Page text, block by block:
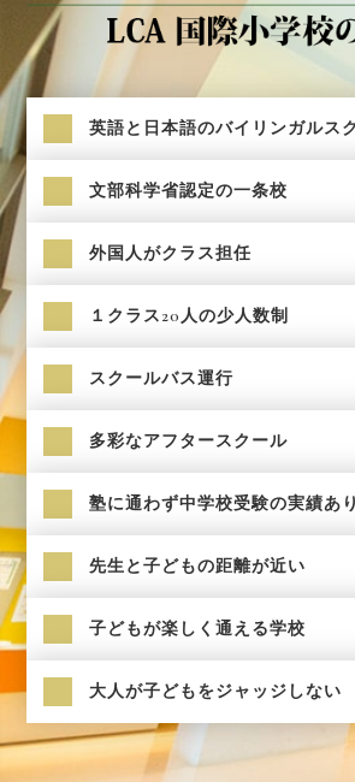
英語と日本語のバイリンガルス
文部科学省認定の一条校
外国人がクラス担任
１クラス20人の少人数制
スクールバス運行
多彩なアフタースクール
塾に通わず中学校受験の実績あり
先生と子どもの距離が近い
子どもが楽しく通える学校
大人が子どもをジャッジしない